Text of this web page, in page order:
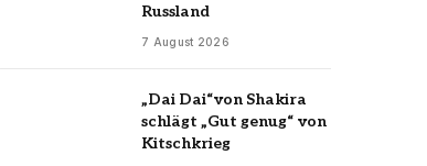
Russland
7 August 2026
„Dai Dai“von Shakira
schlägt „Gut genug“ von
Kitschkrieg